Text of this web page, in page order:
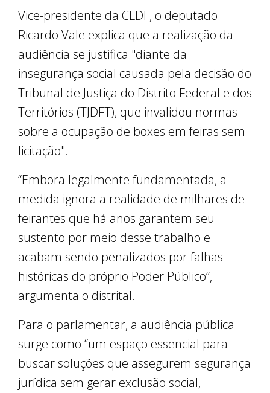
Vice-presidente da CLDF, o deputado
Ricardo Vale explica que a realização da
audiência se justifica "diante da
insegurança social causada pela decisão do
Tribunal de Justiça do Distrito Federal e dos
Territórios (TJDFT), que invalidou normas
sobre a ocupação de boxes em feiras sem
licitação".
“Embora legalmente fundamentada, a
medida ignora a realidade de milhares de
feirantes que há anos garantem seu
sustento por meio desse trabalho e
acabam sendo penalizados por falhas
históricas do próprio Poder Público”,
argumenta o distrital.
Para o parlamentar, a audiência pública
surge como “um espaço essencial para
buscar soluções que assegurem segurança
jurídica sem gerar exclusão social,